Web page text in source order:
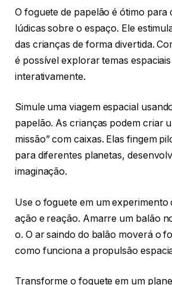
O foguete de papelão é ótimo para
lúdicas sobre o espaço. Ele
das crianças de forma divertida.
é possível explorar temas
interativamente.
Simule uma viagem espacial
papelão. As crianças podem criar
missão” com caixas. Elas fingem
para diferentes planetas,
imaginação.
Use o foguete em um
ação e reação. Amarre um balão
o. O ar saindo do balão moverá o
como funciona a propulsão
Transforme o foguete em um